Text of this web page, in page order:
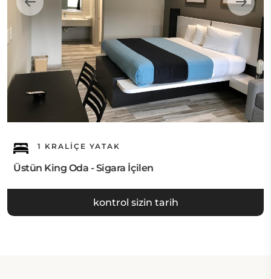
1 KRALIÇE YATAK
Üstün King Oda - Sigara İçilen
kontrol sizin tarih